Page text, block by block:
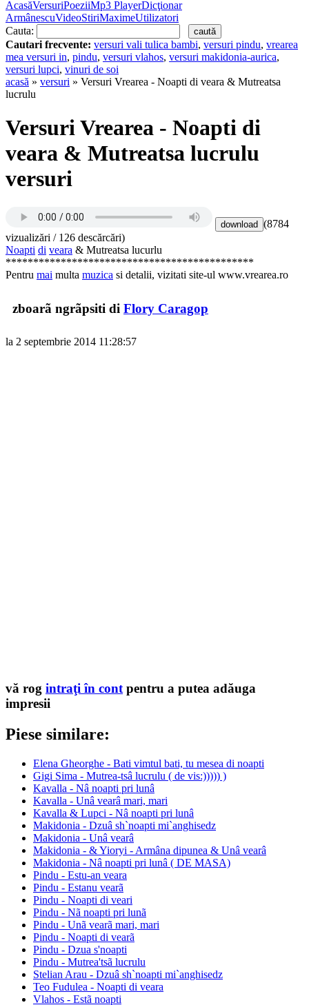
AcasăVersuriPoeziiMp3 PlayerDicţionar
ArmânescuVideoStiriMaximeUtilizatori
Cauta:
Cautari frecvente: versuri vali tulica bambi, versuri pindu, vrearea
mea versuri in, pindu, versuri vlahos, versuri makidonia-aurica,
versuri lupci, vinuri de soi
acasă » versuri » Versuri Vrearea - Noapti di veara & Mutreatsa
lucrulu
Versuri Vrearea - Noapti di
veara & Mutreatsa lucrulu
versuri
(8784
vizualizări / 126 descărcări)
Noapti di veara & Mutreatsa lucurlu
*********************************************
Pentru mai multa muzica si detalii, vizitati site-ul www.vrearea.ro
zboarã ngrãpsiti di Flory Caragop
la 2 septembrie 2014 11:28:57
vă rog intraţi în cont pentru a putea adăuga
impresii
Piese similare:
Elena Gheorghe - Bati vimtul bati, tu mesea di noapti
Gigi Sima - Mutrea-tsâ lucrulu ( de vis:))))) )
Kavalla - Nâ noapti pri lunâ
Kavalla - Unâ vearâ mari, mari
Kavalla & Lupci - Nâ noapti pri lunâ
Makidonia - Dzuâ sh`noapti mi`anghisedz
Makidonia - Unâ vearâ
Makidonia - & Yioryi - Armâna dipunea & Unâ vearâ
Makidonia - Nâ noapti pri lunâ ( DE MASA)
Pindu - Estu-an veara
Pindu - Estanu vearã
Pindu - Noapti di veari
Pindu - Nã noapti pri lunã
Pindu - Unã vearã mari, mari
Pindu - Noapti di vearã
Pindu - Dzua s'noapti
Pindu - Mutrea'tsã lucrulu
Stelian Arau - Dzuâ sh`noapti mi`anghisedz
Teo Fudulea - Noapti di veara
Vlahos - Estã noapti